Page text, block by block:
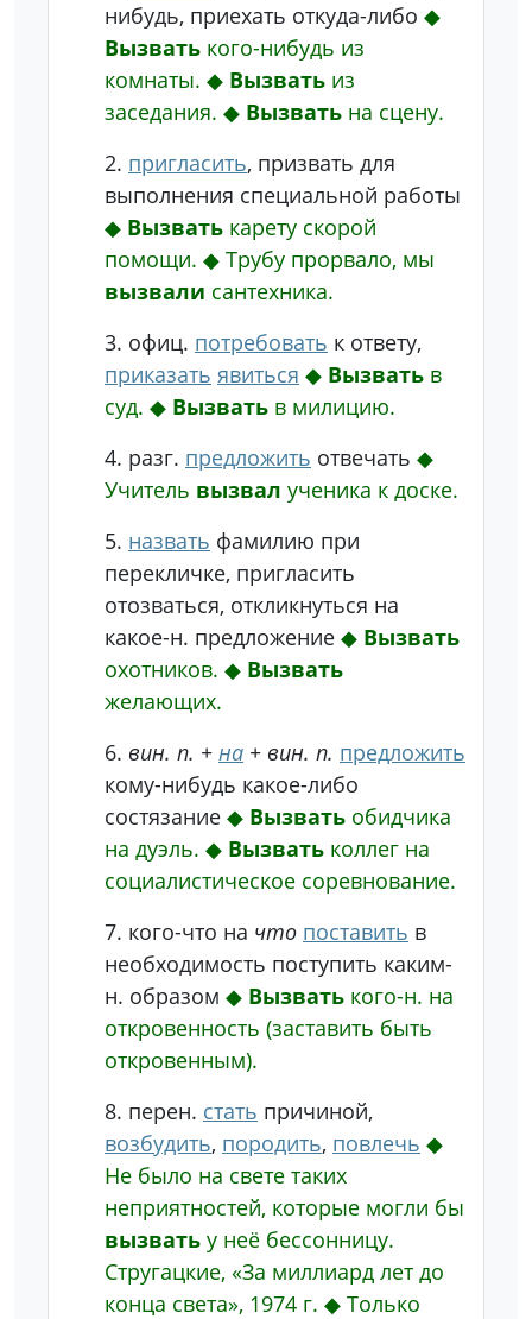
нибудь, приехать откуда-либо ◆
Вызвать кого-нибудь из
комнаты. ◆ Вызвать из
заседания. ◆ Вызвать на сцену.
2. пригласить, призвать для
выполнения специальной работы
◆ Вызвать карету скорой
помощи. ◆ Трубу прорвало, мы
вызвали сантехника.
3. офиц. потребовать к ответу,
приказать явиться ◆ Вызвать в
суд. ◆ Вызвать в милицию.
4. разг. предложить отвечать ◆
Учитель вызвал ученика к доске.
5. назвать фамилию при
перекличке, пригласить
отозваться, откликнуться на
какое-н. предложение ◆ Вызвать
охотников. ◆ Вызвать
желающих.
6. вин. п. + на + вин. п. предложить
кому-нибудь какое-либо
состязание ◆ Вызвать обидчика
на дуэль. ◆ Вызвать коллег на
социалистическое соревнование.
7. кого-что на что поставить в
необходимость поступить каким-
н. образом ◆ Вызвать кого-н. на
откровенность (заставить быть
откровенным).
8. перен. стать причиной,
возбудить, породить, повлечь ◆
Не было на свете таких
неприятностей, которые могли бы
вызвать у неё бессонницу.
Стругацкие, «За миллиард лет до
конца света», 1974 г. ◆ Только